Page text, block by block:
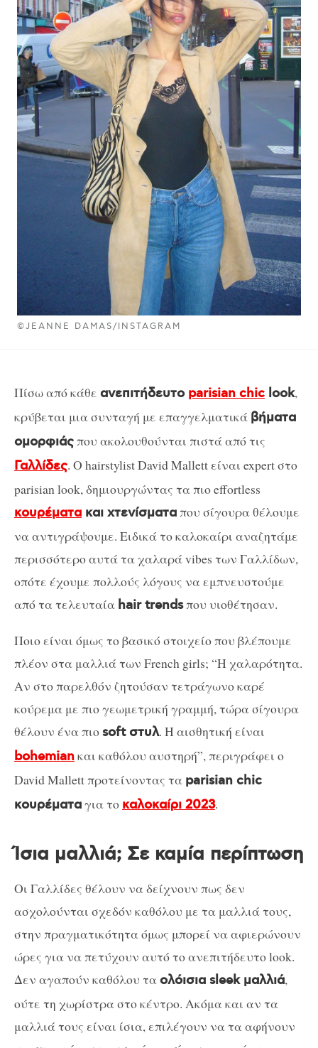
©JEANNE DAMAS/INSTAGRAM
Πίσω από κάθε ανεπιτήδευτο parisian chic look,
κρύβεται μια συνταγή με επαγγελματικά βήματα
ομορφιάςπου ακολουθούνται πιστά από τις
Γαλλίδες. Ο hairstylist David Mallett είναι expert στο
parisian look, δημιουργώντας τα πιο effortless
κουρέματα και χτενίσματαπου σίγουρα θέλουμε
να αντιγράψουμε. Ειδικά το καλοκαίρι αναζητάμε
περισσότερο αυτά τα χαλαρά vibes των Γαλλίδων,
οπότε έχουμε πολλούς λόγους να εμπνευστούμε
από τα τελευταία hair trendsπου υιοθέτησαν.
Ποιο είναι όμως το βασικό στοιχείο που βλέπουμε
πλέον στα μαλλιά των French girls; “Η χαλαρότητα.
Αν στο παρελθόν ζητούσαν τετράγωνο καρέ
κούρεμα με πιο γεωμετρική γραμμή, τώρα σίγουρα
θέλουν ένα πιοsoft στυλ. Η αισθητική είναι
bohemianκαι καθόλου αυστηρή”, περιγράφει ο
David Mallett προτείνοντας τα parisian chic
κουρέματαγια το καλοκαίρι 2023.
Ίσια μαλλιά; Σε καμία περίπτωση
Οι Γαλλίδες θέλουν να δείχνουν πως δεν
ασχολούνται σχεδόν καθόλου με τα μαλλιά τους,
στην πραγματικότητα όμως μπορεί να αφιερώνουν
ώρες για να πετύχουν αυτό το ανεπιτήδευτο look.
Δεν αγαπούν καθόλου ταολόισια sleek μαλλιά,
ούτε τη χωρίστρα στο κέντρο. Ακόμα και αν τα
μαλλιά τους είναι ίσια, επιλέγουν να τα αφήνουν